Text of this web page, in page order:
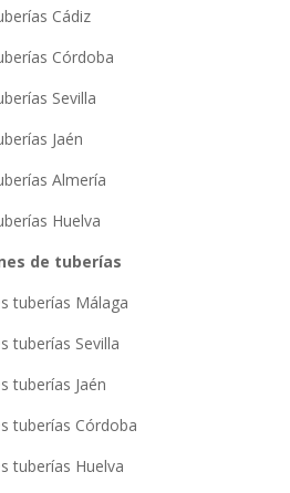
Cádiz
Córdoba
Sevilla
Jaén
Almería
Huelva
de tuberías
tuberías Málaga
tuberías Sevilla
tuberías Jaén
tuberías Córdoba
tuberías Huelva